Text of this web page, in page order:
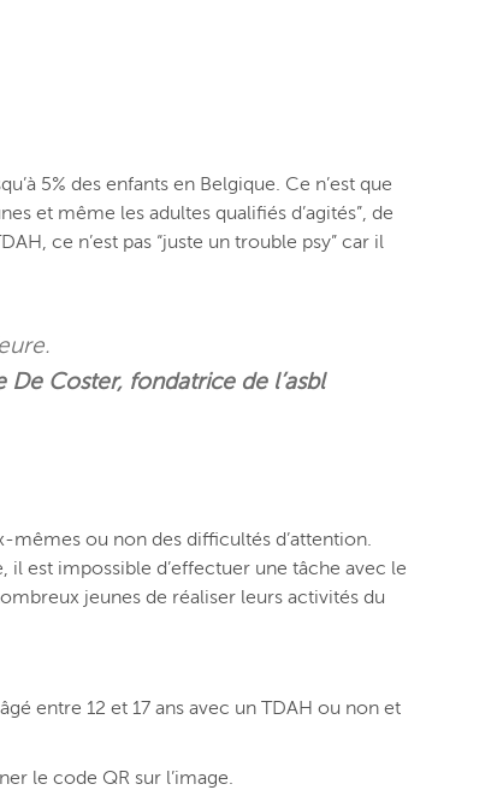
5% des enfants en Belgique. Ce n’est que
et même les adultes qualifiés d’agités”, de
ce n’est pas “juste un trouble psy” car il
De Coster, fondatrice de l’asbl
mêmes ou non des difficultés d’attention.
est impossible d’effectuer une tâche avec le
jeunes de réaliser leurs activités du
entre 12 et 17 ans avec un TDAH ou non et
le code QR sur l’image.